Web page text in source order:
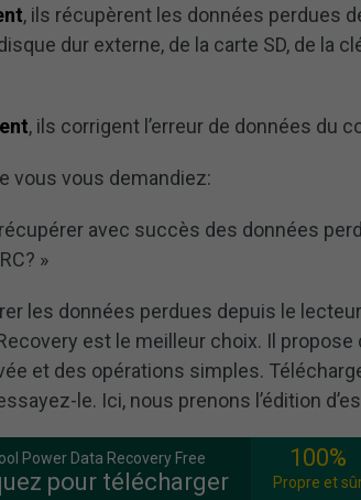
, ils récupèrent les données perdues
dur externe, de la carte SD, de la
, ils corrigent l’erreur de données du
vous vous demandiez:
avec succès des données
»
les données perdues depuis le
est le meilleur choix. Il
et des opérations simples.
le. Ici, nous prenons l’édition
Power Data Recovery Free
pour télécharger
100%
Propre et